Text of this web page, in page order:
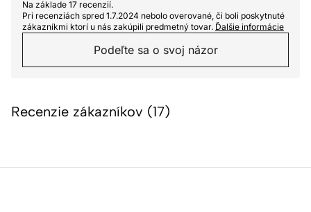
Na základe 17 recenzií.
Pri recenziách spred 1.7.2024 nebolo overované, či boli poskytnuté
zákazníkmi ktorí u nás zakúpili predmetný tovar. Ďalšie informácie
Podeľte sa o svoj názor
Recenzie zákazníkov (17)